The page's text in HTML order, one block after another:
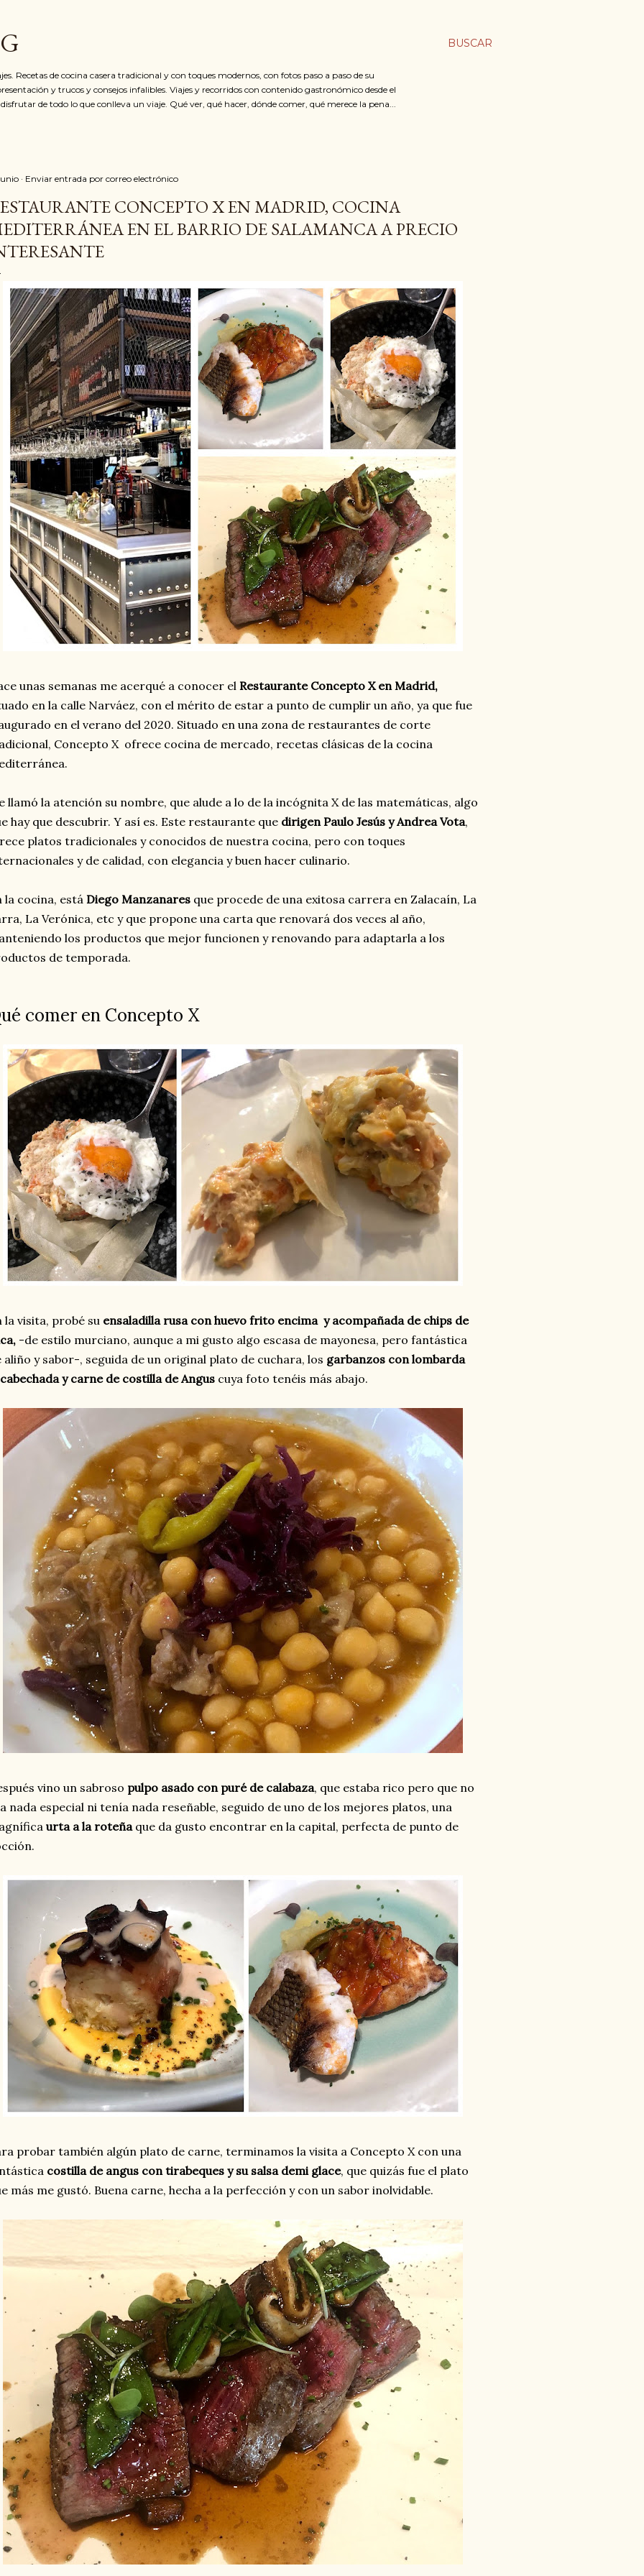
BUSCAR
Recetas de cocina casera tradicional y con toques modernos, con fotos paso a paso de su
y trucos y consejos infalibles. Viajes y recorridos con contenido gastronómico desde el
de todo lo que conlleva un viaje. Qué ver, qué hacer, dónde comer, qué merece la pena...
Enviar entrada por correo electrónico
CONCEPTO X EN MADRID, COCINA
EN EL BARRIO DE SALAMANCA A PRECIO
unas semanas me acerqué a conocer el Restaurante Concepto X en Madrid,
en la calle Narváez, con el mérito de estar a punto de cumplir un año, ya que fue
en el verano del 2020. Situado en una zona de restaurantes de corte
Concepto X ofrece cocina de mercado, recetas clásicas de la cocina
llamó la atención su nombre, que alude a lo de la incógnita X de las matemáticas, algo
hay que descubrir. Y así es. Este restaurante que dirigen Paulo Jesús y Andrea Vota,
platos tradicionales y conocidos de nuestra cocina, pero con toques
y de calidad, con elegancia y buen hacer culinario.
la cocina, está Diego Manzanares que procede de una exitosa carrera en Zalacaín, La
La Verónica, etc y que propone una carta que renovará dos veces al año,
los productos que mejor funcionen y renovando para adaptarla a los
de temporada.
comer en Concepto X
la visita, probé su ensaladilla rusa con huevo frito encima y acompañada de chips de
-de estilo murciano, aunque a mi gusto algo escasa de mayonesa, pero fantástica
aliño y sabor-, seguida de un original plato de cuchara, los garbanzos con lombarda
y carne de costilla de Angus cuya foto tenéis más abajo.
vino un sabroso pulpo asado con puré de calabaza, que estaba rico pero que no
nada especial ni tenía nada reseñable, seguido de uno de los mejores platos, una
urta a la roteña que da gusto encontrar en la capital, perfecta de punto de
probar también algún plato de carne, terminamos la visita a Concepto X con una
costilla de angus con tirabeques y su salsa demi glace, que quizás fue el plato
más me gustó. Buena carne, hecha a la perfección y con un sabor inolvidable.